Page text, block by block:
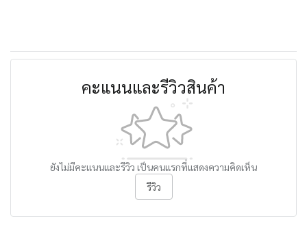
คะแนนและรีวิวสินค้า
ยังไม่มีคะแนนและรีวิว เป็นคนแรกที่แสดงความคิดเห็น
รีวิว